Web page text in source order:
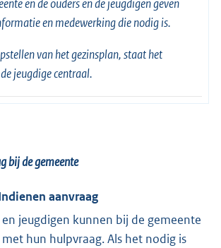
en de ouders en de jeugdigen geven
en medewerking die nodig is.
van het gezinsplan, staat het
jeugdige centraal.
bij de gemeente
aanvraag
en jeugdigen kunnen bij de gemeente
hun hulpvraag. Als het nodig is